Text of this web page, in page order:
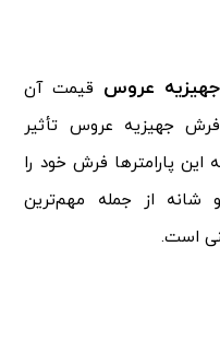
عروس قیمت آن
جهیزیه عروس تأثیر
این پارامترها فرش خود را
شانه از جمله مهم‌ترین
است.